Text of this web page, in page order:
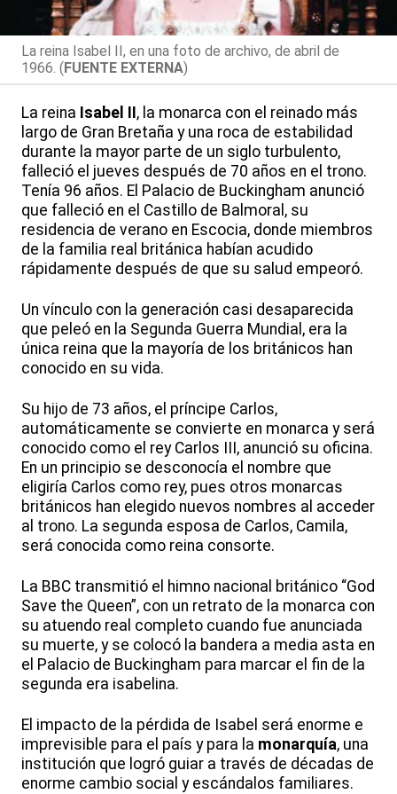
La reina Isabel II, en una foto de archivo, de abril de
1966. (FUENTE EXTERNA)
La reina Isabel II , la monarca con el reinado más
largo de Gran Bretaña y una roca de estabilidad
durante la mayor parte de un siglo turbulento,
falleció el jueves después de 70 años en el trono.
Tenía 96 años. El Palacio de Buckingham anunció
que falleció en el Castillo de Balmoral, su
residencia de verano en Escocia, donde miembros
de la familia real británica habían acudido
rápidamente después de que su salud empeoró.
Un vínculo con la generación casi desaparecida
que peleó en la Segunda Guerra Mundial, era la
única reina que la mayoría de los británicos han
conocido en su vida.
Su hijo de 73 años, el príncipe Carlos,
automáticamente se convierte en monarca y será
conocido como el rey Carlos III, anunció su oficina.
En un principio se desconocía el nombre que
eligiría Carlos como rey, pues otros monarcas
británicos han elegido nuevos nombres al acceder
al trono. La segunda esposa de Carlos, Camila,
será conocida como reina consorte.
La BBC transmitió el himno nacional británico “God
Save the Queen”, con un retrato de la monarca con
su atuendo real completo cuando fue anunciada
su muerte, y se colocó la bandera a media asta en
el Palacio de Buckingham para marcar el fin de la
segunda era isabelina.
El impacto de la pérdida de Isabel será enorme e
imprevisible para el país y para la monarquía, una
institución que logró guiar a través de décadas de
enorme cambio social y escándalos familiares.